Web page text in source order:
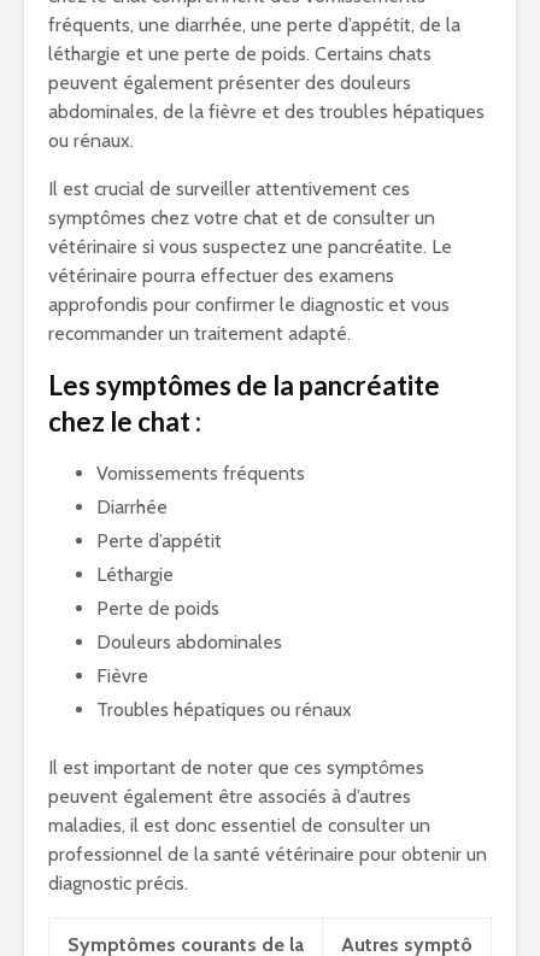
fréquents, une diarrhée, une perte d’appétit, de la
léthargie et une perte de poids. Certains chats
peuvent également présenter des douleurs
abdominales, de la fièvre et des troubles hépatiques
ou rénaux.
Il est crucial de surveiller attentivement ces
symptômes chez votre chat et de consulter un
vétérinaire si vous suspectez une pancréatite. Le
vétérinaire pourra effectuer des examens
approfondis pour confirmer le diagnostic et vous
recommander un traitement adapté.
Les symptômes de la pancréatite
chez le chat :
Vomissements fréquents
Diarrhée
Perte d’appétit
Léthargie
Perte de poids
Douleurs abdominales
Fièvre
Troubles hépatiques ou rénaux
Il est important de noter que ces symptômes
peuvent également être associés à d’autres
maladies, il est donc essentiel de consulter un
professionnel de la santé vétérinaire pour obtenir un
diagnostic précis.
Symptômes courants de la
Autres symptô